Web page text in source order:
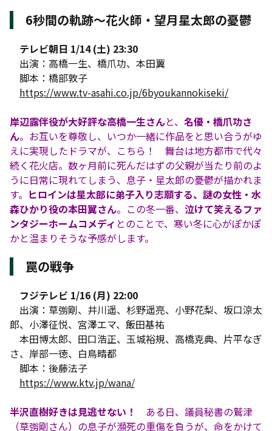
6秒間の軌跡〜花火師・望月星太郎の憂鬱
テレビ朝日 1/14 (土) 23:30
出演：高橋一生、橋爪功、本田翼
脚本：橋部敦子
https://www.tv-asahi.co.jp/6byoukannokiseki/
岸辺露伴役が大好評な高橋一生さんと、 名優・橋爪功さ
ん。お互いを尊敬し、いつか一緒に作品をと思い合うがゆ
えに実現したドラマが、こちら！ 舞台は地方都市で代々
続く花火店。数ヶ月前に死んだはずの父親が当たり前のよ
うに日常に現れてしまう、息子・星太郎の憂鬱が描かれま
す。 ヒロインは星太郎に弟子入り志願する、謎の女性・水
森ひかり役の本田翼さん。この冬一番、 泣けて笑えるファ
ンタジーホームコメディ とのことで、寒い冬に心がぽかぽ
かと温まりそうな予感がします。
罠の戦争
フジテレビ 1/16 (月) 22:00
出演：草彅剛、井川遥、杉野遥亮、小野花梨、坂口涼太
郎、小澤征悦、宮澤エマ、飯田基祐
本田博太郎、田口浩正、玉城裕規、高橋克典、片平なぎ
さ、岸部一徳、白鳥晴都
脚本：後藤法子
https://www.ktv.jp/wana/
半沢直樹好きは見逃せない！
ある日、議員秘書の鷲津
（草彅剛さん）の息子が瀕死の重傷を負うが、命をかけて